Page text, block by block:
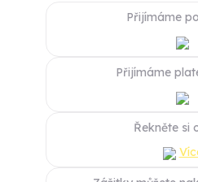
Přijímáme
Přijímáme
Řekněte si